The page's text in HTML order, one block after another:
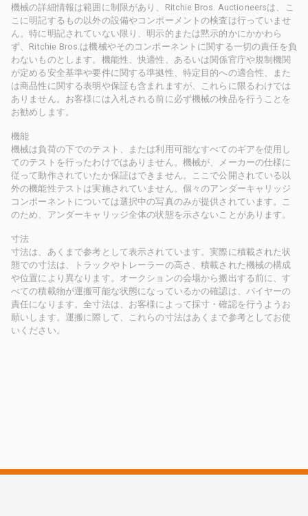
機械の詳細情報は範囲に制限があり、Ritchie Bros. Auctioneersは、こ
こに明記するもの以外の設備やコンポーメントの検査は行っていませ
ん。特に明記されていない限り、明示的または黙示的かにかかわら
ず、Ritchie Bros.は機械やそのコンポーネントに関する一切の責任を負
わないものとします。機能性、快適性、あるいは関係官庁や規制機関
が定める安全基準や要件に関する準拠性、特定目的への適合性、また
は商品性に関する表明や保証も含まれますが、これらに限るわけでは
ありません。お客様には入札される前に必ず機械の検品を行うことを
お勧めします。
機能
機械は負荷の下でのテスト、または利用可能なすべてのギアを使用し
てのテストを行ったわけではありません。機械が、メーカーの仕様に
従って動作されていたか保証はできません。ここで公開されている以
外の機能性テストは実施されていません。個々のアンダーキャリッジ
コンポーネントについては選択中の写真のみが提供されています。こ
のため、アンダーキャリッジ全体の状態を示さないことがあります。
寸法
寸法は、あくまで参考として表示されています。実際に積載された状
態での寸法は、トラックやトレーラーの高さ、積載された機械の構成
や位置により異なります。オークションの会場から搬出する前に、す
べての積載物が運搬可能な状態になっているかの確認は、バイヤーの
責任になります。全寸法は、お客様によって採寸・確認を行うようお
願いします。運搬に際して、これらの寸法はあくまで参考としてお使
いください。